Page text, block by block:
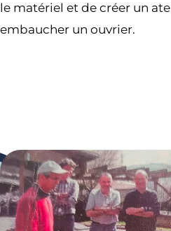
le matériel et de créer un
embaucher un ouvrier.